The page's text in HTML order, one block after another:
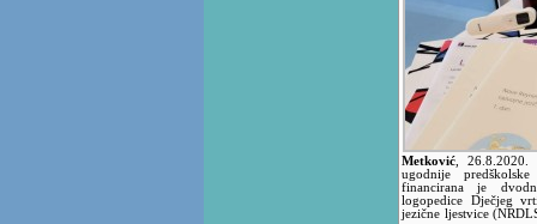
Metković
26.8.2020.
ugodnije
financirana je
logopedice Dječjeg
jezične ljestvice